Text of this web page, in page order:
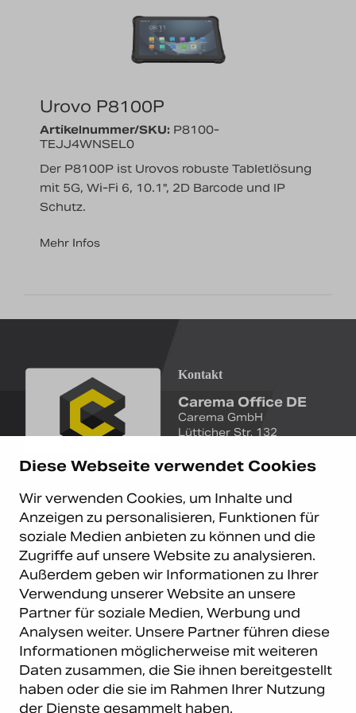
Diese Webseite verwendet Cookies
Wir verwenden Cookies, um Inhalte und
Anzeigen zu personalisieren, Funktionen für
soziale Medien anbieten zu können und die
Zugriffe auf unsere Website zu analysieren.
Außerdem geben wir Informationen zu Ihrer
Verwendung unserer Website an unsere
Partner für soziale Medien, Werbung und
Analysen weiter. Unsere Partner führen diese
Informationen möglicherweise mit weiteren
Daten zusammen, die Sie ihnen bereitgestellt
haben oder die sie im Rahmen Ihrer Nutzung
der Dienste gesammelt haben.
Urovo P8100P
Artikelnummer/SKU: P8100-
TEJJ4WNSEL0
Der P8100P ist Urovos robuste Tabletlösung
mit 5G, Wi-Fi 6, 10.1", 2D Barcode und IP
Schutz.
Mehr Infos
Kontakt
Carema Office DE
Carema GmbH
Lütticher Str. 132
+49 (0)211 9367 8390
info@carema.de
© Copyright 2026 Carema
GmbH. Alle Rechte vorbehalten.
Datenschutz|Impressum
Carema Warehouse
Carema Hardware BV
Bohemenstraat 9
8028 SB Zwolle
Niederlande
Kundendienst
Serviceabteilung
Newsletter abonnieren